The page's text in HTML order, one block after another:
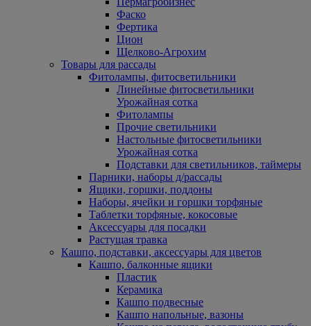
Фаско
Фертика
Цион
Щелково-Агрохим
Товары для рассады
Фитолампы, фитосветильники
Линейные фитосветильники
Урожайная сотка
Фитолампы
Прочие светильники
Настольные фитосветильники
Урожайная сотка
Подставки для светильников, таймеры
Парники, наборы д/рассады
Ящики, горшки, поддоны
Наборы, ячейки и горшки торфяные
Таблетки торфяные, кокосовые
Аксессуары для посадки
Растущая травка
Кашпо, подставки, аксессуары для цветов
Кашпо, балконные ящики
Пластик
Керамика
Кашпо подвесные
Кашпо напольные, вазоны